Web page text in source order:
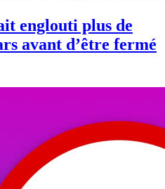
englouti plus de
avant d’être fermé